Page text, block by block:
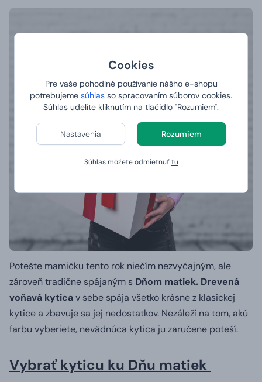
Cookies
Pre vaše pohodlné používanie nášho e-shopu
potrebujeme súhlas so spracovaním súborov cookies.
Súhlas udelíte kliknutím na tlačidlo "Rozumiem".
Nastavenia Rozumiem
Súhlas môžete odmietnuťtu
Potešte mamičku tento rok niečím nezvyčajným, ale
zároveň tradične spájaným s Dňom matiek. Drevená
voňavá kyticav sebe spája všetko krásne z klasickej
kytice a zbavuje sa jej nedostatkov. Nezáleží na tom, akú
farbu vyberiete, nevädnúca kytica ju zaručene poteší.
Vybrať kyticu ku Dňu matiek